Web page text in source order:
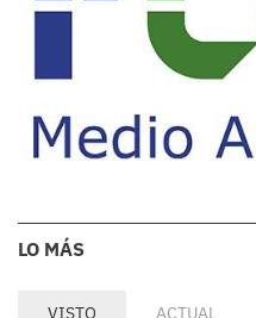
LO MÁS
VISTO ACTUAL